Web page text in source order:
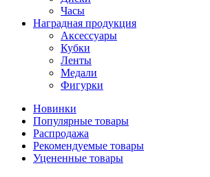
Часы
Наградная продукция
Аксессуары
Кубки
Ленты
Медали
Фигурки
Новинки
Популярные товары
Распродажа
Рекомендуемые товары
Уцененные товары